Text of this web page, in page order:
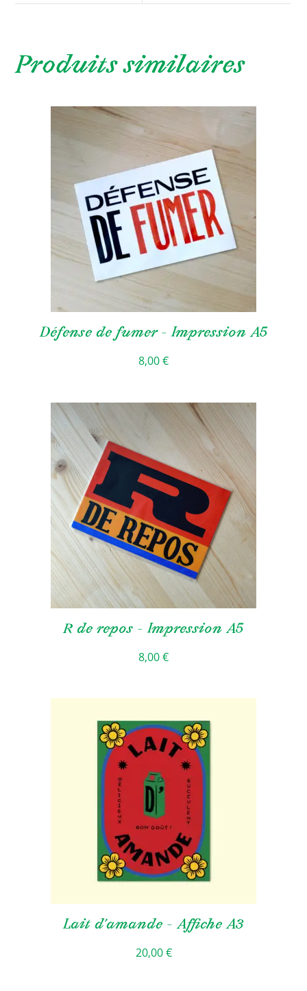
Produits similaires
Défense de fumer – Impression A5
8,00€
R de repos – Impression A5
8,00€
Lait d’amande – Affiche A3
20,00€